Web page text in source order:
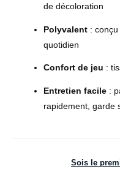
de décoloration
Polyvalent :
quotidien
Confort de jeu :
Entretien facile :
rapidement, garde
Sois le